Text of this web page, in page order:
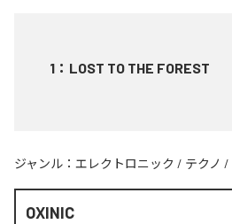
1 ： LOST TO THE FOREST
ジャンル： エレクトロニック / テクノ /
OXINIC